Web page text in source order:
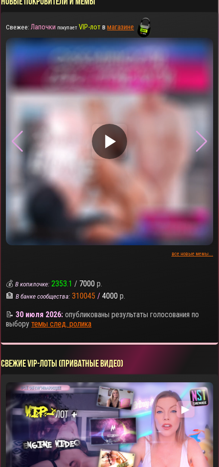
Свежее: Лапочки покупает VIP-лотвмагазине
▶
все новые мемы...
💰В копилочке: 2353.1 / 7000 р.
🏦В банке сообщества: 310045 / 4000 р.
📝30 июля 2026: опубликованы результаты голосования по
выборутемы след. ролика
СВЕЖИЕ VIP-ЛОТЫ (ПРИВАТНЫЕ ВИДЕО)
▶